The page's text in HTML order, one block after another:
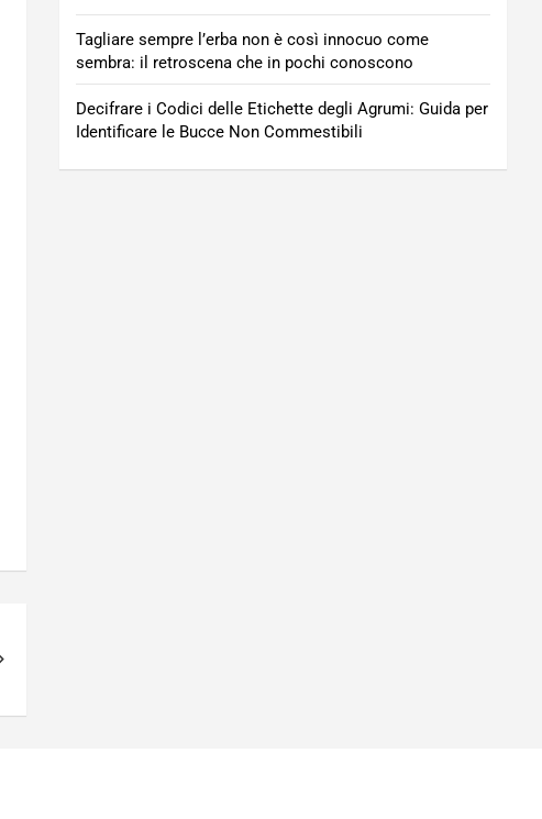
Tagliare sempre l’erba non è così innocuo come
sembra: il retroscena che in pochi conoscono
Decifrare i Codici delle Etichette degli Agrumi: Guida per
Identificare le Bucce Non Commestibili